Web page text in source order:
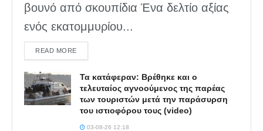
βουνό από σκουπίδια Ένα δελτίο αξίας
ενός εκατομμυρίου...
READ MOREDETAILS
Τα κατάφεραν: Βρέθηκε και ο
τελευταίος αγνοούμενος της παρέας
των τουριστών μετά την παράσυρση
του ιστιοφόρου τους (video)
03-08-26 12:18